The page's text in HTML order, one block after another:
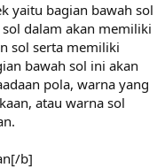
yaitu bagian bawah sol
dalam akan memiliki
sol serta memiliki
bawah sol ini akan
pola, warna yang
atau warna sol
b]